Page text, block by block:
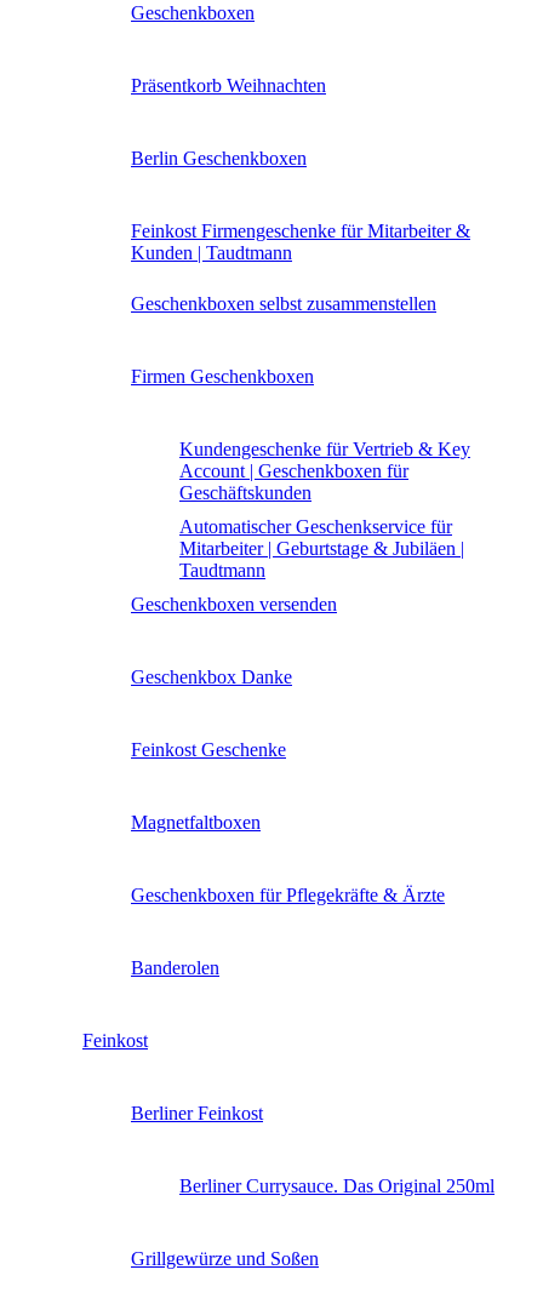
Geschenkboxen
Präsentkorb Weihnachten
Berlin Geschenkboxen
Feinkost Firmengeschenke für Mitarbeiter &
Kunden | Taudtmann
Geschenkboxen selbst zusammenstellen
Firmen Geschenkboxen
Kundengeschenke für Vertrieb & Key
Account | Geschenkboxen für
Geschäftskunden
Automatischer Geschenkservice für
Mitarbeiter | Geburtstage & Jubiläen |
Taudtmann
Geschenkboxen versenden
Geschenkbox Danke
Feinkost Geschenke
Magnetfaltboxen
Geschenkboxen für Pflegekräfte & Ärzte
Banderolen
Feinkost
Berliner Feinkost
Berliner Currysauce. Das Original 250ml
Grillgewürze und Soßen